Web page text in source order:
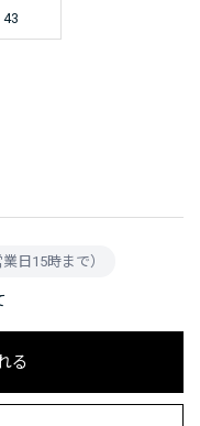
43
る
日15時まで）